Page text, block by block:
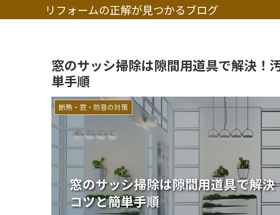
リフォームの正解が見つかるブログ
窓のサッシ掃除は隙間用道具で解決！
単手順
窓のサッシ掃除は隙間用道具で解
コツと簡単手順
断熱・窓・防音の対策